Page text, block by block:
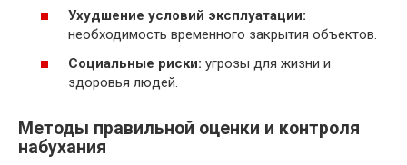
Ухудшение условий эксплуатации:
необходимость временного закрытия объектов.
Социальные риски: угрозы для жизни и
здоровья людей.
Методы правильной оценки и контроля
набухания